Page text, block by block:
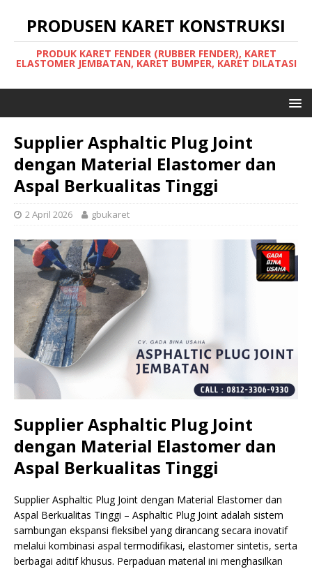
PRODUSEN KARET KONSTRUKSI
PRODUK KARET FENDER (RUBBER FENDER), KARET
ELASTOMER JEMBATAN, KARET BUMPER, KARET DILATASI
Supplier Asphaltic Plug Joint
dengan Material Elastomer dan
Aspal Berkualitas Tinggi
2 April 2026 gbukaret
Supplier Asphaltic Plug Joint
dengan Material Elastomer dan
Aspal Berkualitas Tinggi
Supplier Asphaltic Plug Joint dengan Material Elastomer dan
Aspal Berkualitas Tinggi – Asphaltic Plug Joint adalah sistem
sambungan ekspansi fleksibel yang dirancang secara inovatif
melalui kombinasi aspal termodifikasi, elastomer sintetis, serta
berbagai aditif khusus. Perpaduan material ini menghasilkan